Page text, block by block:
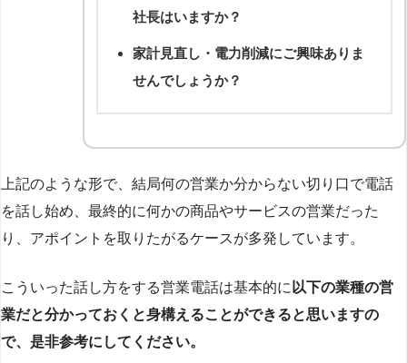
社長はいますか？
家計見直し・電力削減にご興味ありま
せんでしょうか？
上記のような形で、結局何の営業か分からない切り口で電話
を話し始め、最終的に何かの商品やサービスの営業だった
り、アポイントを取りたがるケースが多発しています。
こういった話し方をする営業電話は基本的に 以下の業種の営
業だと分かっておくと身構えることができると思いますの
で、是非参考にしてください。